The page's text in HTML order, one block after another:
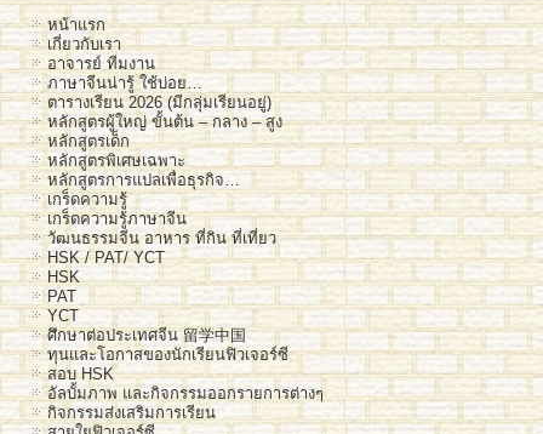
หน้าแรก
เกี่ยวกับเรา
อาจารย์ ทีมงาน
ภาษาจีนน่ารู้ ใช้บ่อย…
ตารางเรียน 2026 (มีกลุ่มเรียนอยู่)
หลักสูตรผู้ใหญ่ ขั้นต้น – กลาง – สูง
หลักสูตรเด็ก
หลักสูตรพิเศษเฉพาะ
หลักสูตรการแปลเพื่อธุรกิจ…
เกร็ดความรู้
เกร็ดความรู้ภาษาจีน
วัฒนธรรมจีน อาหาร ที่กิน ที่เที่ยว
HSK / PAT/ YCT
HSK
PAT
YCT
ศึกษาต่อประเทศจีน 留学中国
ทุนและโอกาสของนักเรียนฟิวเจอร์ซี
สอบ HSK
อัลบั้มภาพ และกิจกรรมออกรายการต่างๆ
กิจกรรมส่งเสริมการเรียน